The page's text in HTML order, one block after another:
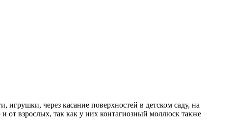
через касание поверхностей в детском саду, на
от взрослых, так как у них контагиозный моллюск также